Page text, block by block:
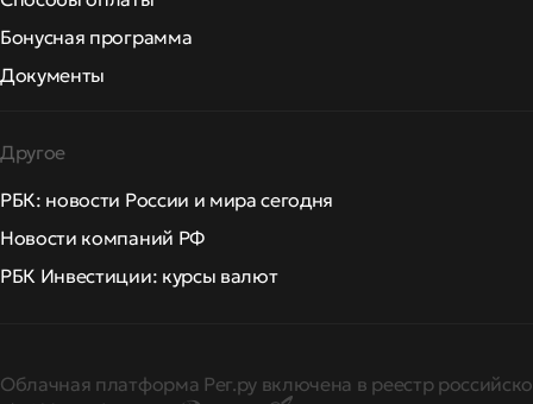
Бонусная программа
Документы
Другое
РБК: новости России и мира сегодня
Новости компаний РФ
РБК Инвестиции: курсы валют
Облачная платформа Рег.ру включена в реестр